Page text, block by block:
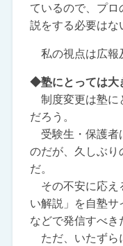
ているので、プ
説をする必要は
私の視点は広報
◆塾にとっては大
制度変更は塾に
だろう。
受験生・保護者
のだが、久しぶり
だ。
その不安に応え
い解説」を自塾サ
などで発信すべき
ただ、いたずら